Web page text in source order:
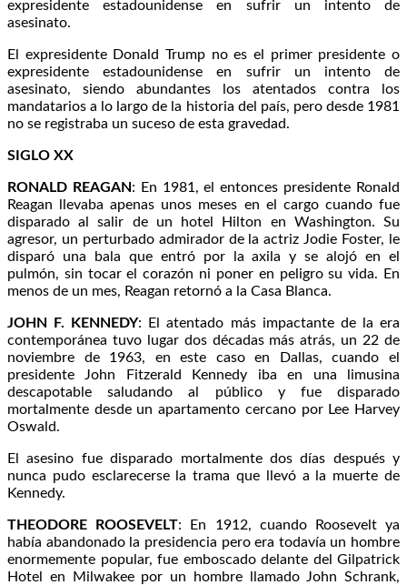
expresidente estadounidense en sufrir un intento de
asesinato.
El expresidente Donald Trump no es el primer presidente o
expresidente estadounidense en sufrir un intento de
asesinato, siendo abundantes los atentados contra los
mandatarios a lo largo de la historia del país, pero desde 1981
no se registraba un suceso de esta gravedad.
SIGLO XX
RONALD REAGAN: En 1981, el entonces presidente Ronald
Reagan llevaba apenas unos meses en el cargo cuando fue
disparado al salir de un hotel Hilton en Washington. Su
agresor, un perturbado admirador de la actriz Jodie Foster, le
disparó una bala que entró por la axila y se alojó en el
pulmón, sin tocar el corazón ni poner en peligro su vida. En
menos de un mes, Reagan retornó a la Casa Blanca.
JOHN F. KENNEDY: El atentado más impactante de la era
contemporánea tuvo lugar dos décadas más atrás, un 22 de
noviembre de 1963, en este caso en Dallas, cuando el
presidente John Fitzerald Kennedy iba en una limusina
descapotable saludando al público y fue disparado
mortalmente desde un apartamento cercano por Lee Harvey
Oswald.
El asesino fue disparado mortalmente dos días después y
nunca pudo esclarecerse la trama que llevó a la muerte de
Kennedy.
THEODORE ROOSEVELT: En 1912, cuando Roosevelt ya
había abandonado la presidencia pero era todavía un hombre
enormemente popular, fue emboscado delante del Gilpatrick
Hotel en Milwakee por un hombre llamado John Schrank,